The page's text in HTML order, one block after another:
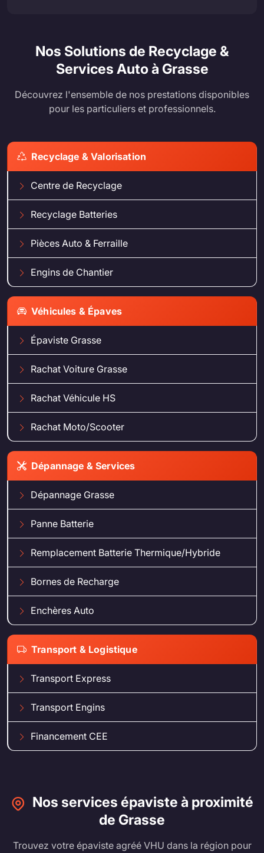
Nos Solutions de Recyclage &
Services Auto à Grasse
Découvrez l'ensemble de nos prestations disponibles
pour les particuliers et professionnels.
Recyclage & Valorisation
Centre de Recyclage
Recyclage Batteries
Pièces Auto & Ferraille
Engins de Chantier
Véhicules & Épaves
Épaviste Grasse
Rachat Voiture Grasse
Rachat Véhicule HS
Rachat Moto/Scooter
Dépannage & Services
Dépannage Grasse
Panne Batterie
Remplacement Batterie Thermique/Hybride
Bornes de Recharge
Enchères Auto
Transport & Logistique
Transport Express
Transport Engins
Financement CEE
Nos services épaviste à proximité
de Grasse
Trouvez votre épaviste agréé VHU dans la région pour